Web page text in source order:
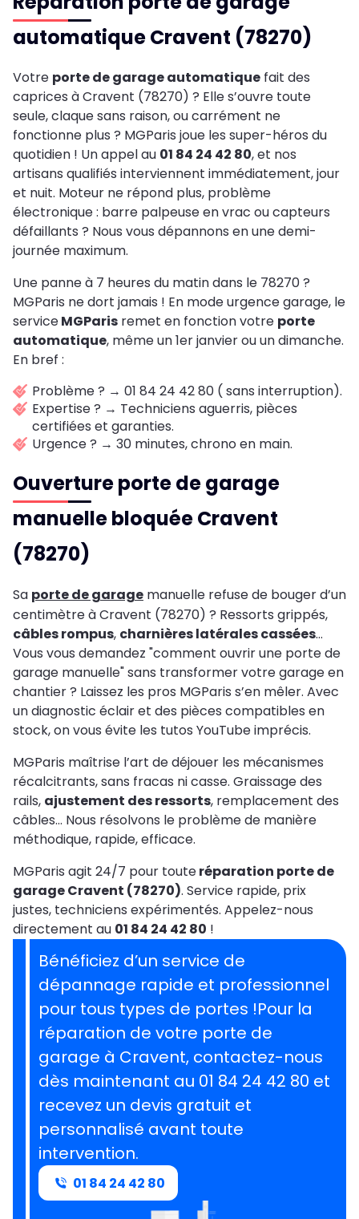
automatique Cravent (78270)
Votre porte de garage automatique fait des
caprices à Cravent (78270) ? Elle s’ouvre toute
seule, claque sans raison, ou carrément ne
fonctionne plus ? MGParis joue les super-héros du
quotidien ! Un appel au 01 84 24 42 80, et nos
artisans qualifiés interviennent immédiatement, jour
et nuit. Moteur ne répond plus, problème
électronique : barre palpeuse en vrac ou capteurs
défaillants ? Nous vous dépannons en une demi-
journée maximum.
Une panne à 7 heures du matin dans le 78270 ?
MGParis ne dort jamais ! En mode urgence garage, le
serviceMGParis remet en fonction votre porte
automatique, même un 1er janvier ou un dimanche.
En bref :
Problème ? → 01 84 24 42 80 ( sans interruption).
Expertise ? → Techniciens aguerris, pièces
certifiées et garanties.
Urgence ? → 30 minutes, chrono en main.
Ouverture porte de garage
manuelle bloquée Cravent
(78270)
Sa porte de garage manuelle refuse de bouger d’un
centimètre à Cravent (78270) ? Ressorts grippés,
câbles rompus, charnières latérales cassées…
Vous vous demandez "comment ouvrir une porte de
garage manuelle" sans transformer votre garage en
chantier ? Laissez les pros MGParis s’en mêler. Avec
un diagnostic éclair et des pièces compatibles en
stock, on vous évite les tutos YouTube imprécis.
MGParis maîtrise l’art de déjouer les mécanismes
récalcitrants, sans fracas ni casse. Graissage des
rails, ajustement des ressorts, remplacement des
câbles… Nous résolvons le problème de manière
méthodique, rapide, efficace.
MGParis agit 24/7 pour touteréparation porte de
garage Cravent (78270). Service rapide, prix
justes, techniciens expérimentés. Appelez-nous
directement au 01 84 24 42 80 !
Bénéficiez d’un service de
dépannage rapide et professionnel
pour tous types de portes !Pour la
réparation de votre porte de
garage à Cravent, contactez-nous
dès maintenant au 01 84 24 42 80 et
recevez un devis gratuit et
personnalisé avant toute
intervention.
01 84 24 42 80